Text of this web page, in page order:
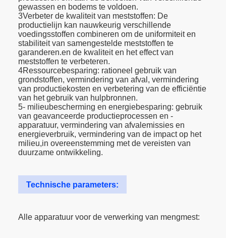
gewassen en bodems te voldoen.
3Verbeter de kwaliteit van meststoffen: De
productielijn kan nauwkeurig verschillende
voedingsstoffen combineren om de uniformiteit en
stabiliteit van samengestelde meststoffen te
garanderen.en de kwaliteit en het effect van
meststoffen te verbeteren.
4Ressourcebesparing: rationeel gebruik van
grondstoffen, vermindering van afval, vermindering
van productiekosten en verbetering van de efficiëntie
van het gebruik van hulpbronnen.
5- milieubescherming en energiebesparing: gebruik
van geavanceerde productieprocessen en -
apparatuur, vermindering van afvalemissies en
energieverbruik, vermindering van de impact op het
milieu,in overeenstemming met de vereisten van
duurzame ontwikkeling.
Technische parameters:
Alle apparatuur voor de verwerking van mengmest: